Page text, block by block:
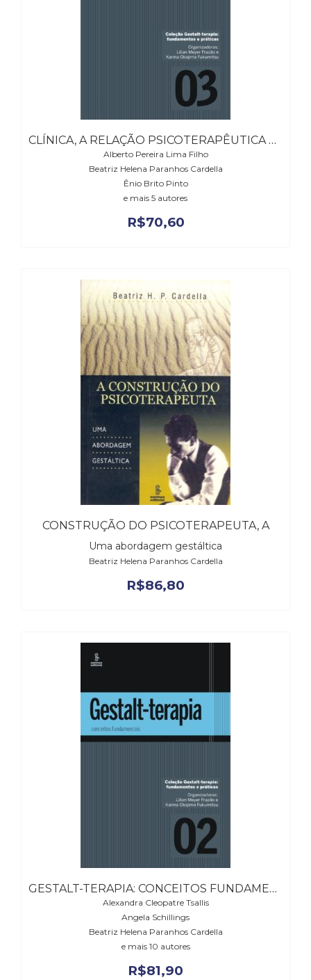
CLÍNICA, A RELAÇÃO PSICOTERAPÊUTICA E O MANEJO EM GESTALT-TERAPIA, A
Alberto Pereira Lima Filho
Beatriz Helena Paranhos Cardella
Ênio Brito Pinto
e mais 5 autores
R$70,60
CONSTRUÇÃO DO PSICOTERAPEUTA, A
Uma abordagem gestáltica
Beatriz Helena Paranhos Cardella
R$86,80
GESTALT-TERAPIA: CONCEITOS FUNDAMENTAIS
Alexandra Cleopatre Tsallis
Angela Schillings
Beatriz Helena Paranhos Cardella
e mais 10 autores
R$81,90